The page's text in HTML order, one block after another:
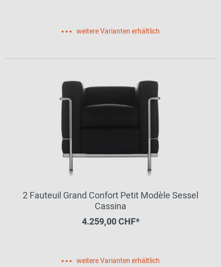
weitere Varianten erhältlich
2 Fauteuil Grand Confort Petit Modèle Sessel
Cassina
4.259,00 CHF*
weitere Varianten erhältlich